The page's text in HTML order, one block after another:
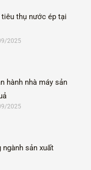
thụ nước ép tại
2025
hành nhà máy sản
2025
sản xuất